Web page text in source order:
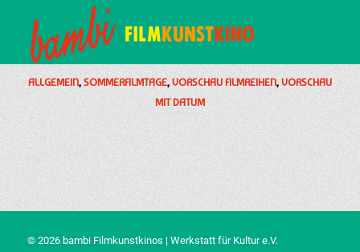
ALLGEMEIN,SOMMERFILMTAGE,VORSCHAU FILMREIHEN,VORSCHAU
MIT DATUM
© 2026 bambi Filmkunstkinos | Werkstatt für Kultur e.V.